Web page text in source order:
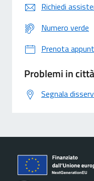
Richiedi
Numero verde
Prenota
Problemi in città
Segnala